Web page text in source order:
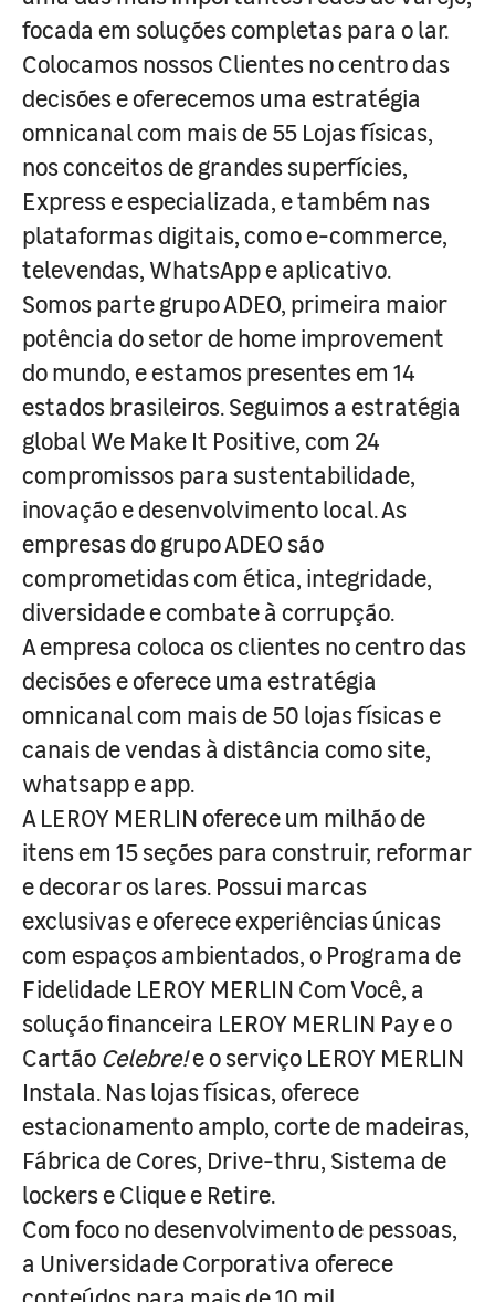
focada em soluções completas para o lar.
Colocamos nossos Clientes no centro das
decisões e oferecemos uma estratégia
omnicanal com mais de 55 Lojas físicas,
nos conceitos de grandes superfícies,
Express e especializada, e também nas
plataformas digitais, como e-commerce,
televendas, WhatsApp e aplicativo.
Somos parte grupo ADEO, primeira maior
potência do setor de home improvement
do mundo, e estamos presentes em 14
estados brasileiros. Seguimos a estratégia
global We Make It Positive, com 24
compromissos para sustentabilidade,
inovação e desenvolvimento local. As
empresas do grupo ADEO são
comprometidas com ética, integridade,
diversidade e combate à corrupção.
A empresa coloca os clientes no centro das
decisões e oferece uma estratégia
omnicanal com mais de 50 lojas físicas e
canais de vendas à distância como site,
whatsapp e app.
A LEROY MERLIN oferece um milhão de
itens em 15 seções para construir, reformar
e decorar os lares. Possui marcas
exclusivas e oferece experiências únicas
com espaços ambientados, o Programa de
Fidelidade LEROY MERLIN Com Você, a
solução financeira LEROY MERLIN Pay e o
Cartão Celebre!e o serviço LEROY MERLIN
Instala. Nas lojas físicas, oferece
estacionamento amplo, corte de madeiras,
Fábrica de Cores, Drive-thru, Sistema de
lockers e Clique e Retire.
Com foco no desenvolvimento de pessoas,
a Universidade Corporativa oferece